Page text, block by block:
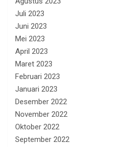
Juli 2023
Juni 2023
Mei 2023
April 2023
Maret 2023
Februari 2023
Januari 2023
Desember 2022
November 2022
Oktober 2022
September 2022